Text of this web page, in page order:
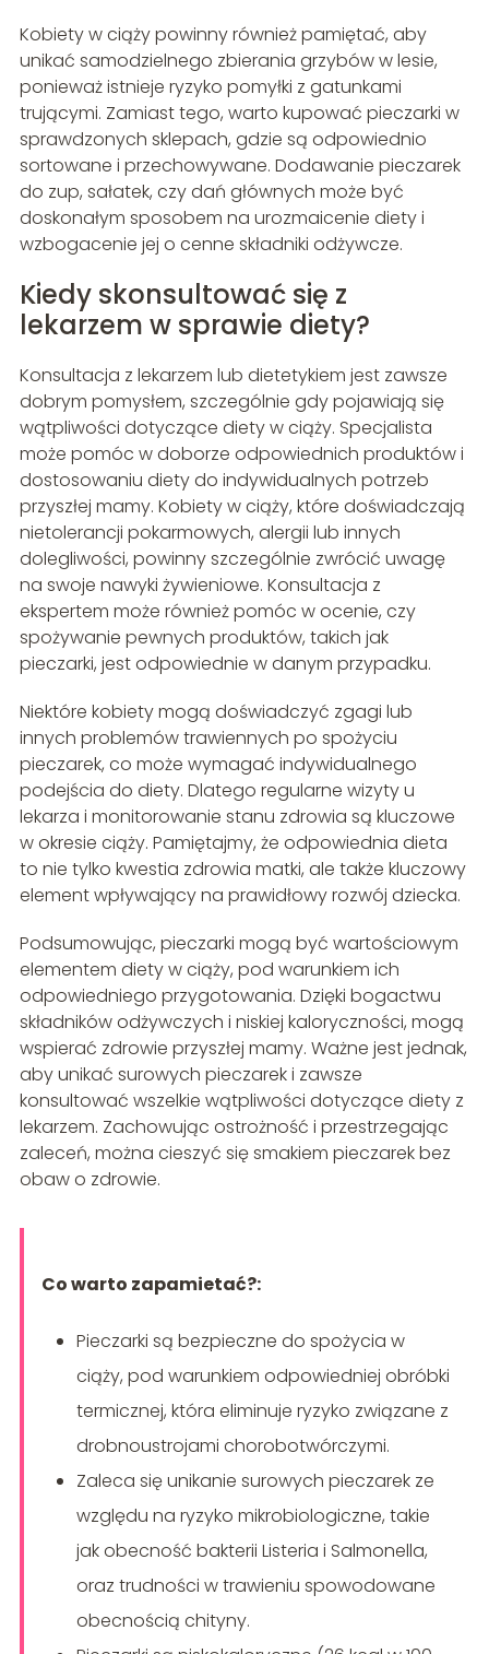
Kobiety w ciąży powinny również pamiętać, aby
unikać samodzielnego zbierania grzybów w lesie,
ponieważ istnieje ryzyko pomyłki z gatunkami
trującymi. Zamiast tego, warto kupować pieczarki w
sprawdzonych sklepach, gdzie są odpowiednio
sortowane i przechowywane. Dodawanie pieczarek
do zup, sałatek, czy dań głównych może być
doskonałym sposobem na urozmaicenie diety i
wzbogacenie jej o cenne składniki odżywcze.
Kiedy skonsultować się z
lekarzem w sprawie diety?
Konsultacja z lekarzem lub dietetykiem jest zawsze
dobrym pomysłem, szczególnie gdy pojawiają się
wątpliwości dotyczące diety w ciąży. Specjalista
może pomóc w doborze odpowiednich produktów i
dostosowaniu diety do indywidualnych potrzeb
przyszłej mamy. Kobiety w ciąży, które doświadczają
nietolerancji pokarmowych, alergii lub innych
dolegliwości, powinny szczególnie zwrócić uwagę
na swoje nawyki żywieniowe. Konsultacja z
ekspertem może również pomóc w ocenie, czy
spożywanie pewnych produktów, takich jak
pieczarki, jest odpowiednie w danym przypadku.
Niektóre kobiety mogą doświadczyć zgagi lub
innych problemów trawiennych po spożyciu
pieczarek, co może wymagać indywidualnego
podejścia do diety. Dlatego regularne wizyty u
lekarza i monitorowanie stanu zdrowia są kluczowe
w okresie ciąży. Pamiętajmy, że odpowiednia dieta
to nie tylko kwestia zdrowia matki, ale także kluczowy
element wpływający na prawidłowy rozwój dziecka.
Podsumowując, pieczarki mogą być wartościowym
elementem diety w ciąży, pod warunkiem ich
odpowiedniego przygotowania. Dzięki bogactwu
składników odżywczych i niskiej kaloryczności, mogą
wspierać zdrowie przyszłej mamy. Ważne jest jednak,
aby unikać surowych pieczarek i zawsze
konsultować wszelkie wątpliwości dotyczące diety z
lekarzem. Zachowując ostrożność i przestrzegając
zaleceń, można cieszyć się smakiem pieczarek bez
obaw o zdrowie.
Co warto zapamietać?:
Pieczarki są bezpieczne do spożycia w
ciąży, pod warunkiem odpowiedniej obróbki
termicznej, która eliminuje ryzyko związane z
drobnoustrojami chorobotwórczymi.
Zaleca się unikanie surowych pieczarek ze
względu na ryzyko mikrobiologiczne, takie
jak obecność bakterii Listeria i Salmonella,
oraz trudności w trawieniu spowodowane
obecnością chityny.